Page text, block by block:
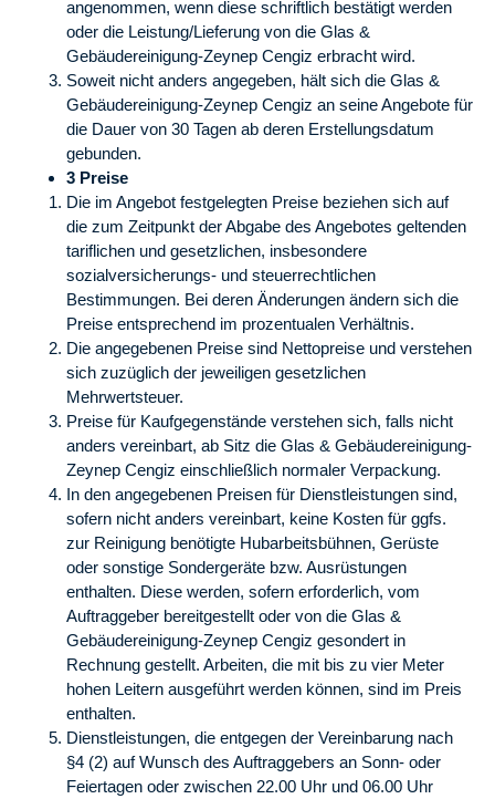
angenommen, wenn diese schriftlich bestätigt werden
oder die Leistung/Lieferung von die Glas &
Gebäudereinigung-Zeynep Cengiz erbracht wird.
Soweit nicht anders angegeben, hält sich die Glas &
Gebäudereinigung-Zeynep Cengiz an seine Angebote für
die Dauer von 30 Tagen ab deren Erstellungsdatum
gebunden.
3 Preise
Die im Angebot festgelegten Preise beziehen sich auf
die zum Zeitpunkt der Abgabe des Angebotes geltenden
tariflichen und gesetzlichen, insbesondere
sozialversicherungs- und steuerrechtlichen
Bestimmungen. Bei deren Änderungen ändern sich die
Preise entsprechend im prozentualen Verhältnis.
Die angegebenen Preise sind Nettopreise und verstehen
sich zuzüglich der jeweiligen gesetzlichen
Mehrwertsteuer.
Preise für Kaufgegenstände verstehen sich, falls nicht
anders vereinbart, ab Sitz die Glas & Gebäudereinigung-
Zeynep Cengiz einschließlich normaler Verpackung.
In den angegebenen Preisen für Dienstleistungen sind,
sofern nicht anders vereinbart, keine Kosten für ggfs.
zur Reinigung benötigte Hubarbeitsbühnen, Gerüste
oder sonstige Sondergeräte bzw. Ausrüstungen
enthalten. Diese werden, sofern erforderlich, vom
Auftraggeber bereitgestellt oder von die Glas &
Gebäudereinigung-Zeynep Cengiz gesondert in
Rechnung gestellt. Arbeiten, die mit bis zu vier Meter
hohen Leitern ausgeführt werden können, sind im Preis
enthalten.
Dienstleistungen, die entgegen der Vereinbarung nach
§4 (2) auf Wunsch des Auftraggebers an Sonn- oder
Feiertagen oder zwischen 22.00 Uhr und 06.00 Uhr